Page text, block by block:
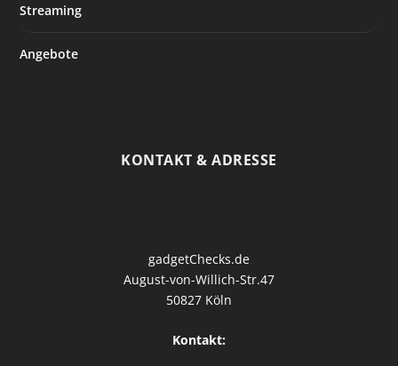
Streaming
Angebote
KONTAKT & ADRESSE
gadgetChecks.de
August-von-Willich-Str.47
50827 Köln
Kontakt: